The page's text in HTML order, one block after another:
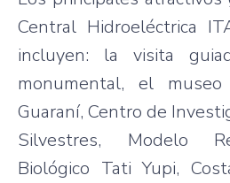
Central Hidroeléctrica
incluyen: la visita
monumental, el museo
Guaraní, Centro de
Silvestres, Modelo
Biológico Tati Yupi,